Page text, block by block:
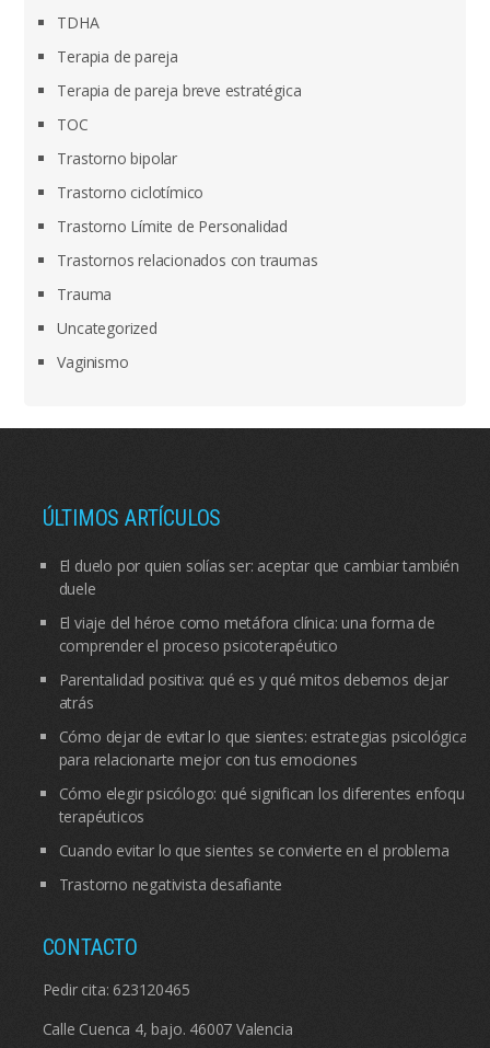
TDHA
Terapia de pareja
Terapia de pareja breve estratégica
TOC
Trastorno bipolar
Trastorno ciclotímico
Trastorno Límite de Personalidad
Trastornos relacionados con traumas
Trauma
Uncategorized
Vaginismo
ÚLTIMOS ARTÍCULOS
El duelo por quien solías ser: aceptar que cambiar también
duele
El viaje del héroe como metáfora clínica: una forma de
comprender el proceso psicoterapéutico
Parentalidad positiva: qué es y qué mitos debemos dejar
atrás
Cómo dejar de evitar lo que sientes: estrategias psicológicas
para relacionarte mejor con tus emociones
Cómo elegir psicólogo: qué significan los diferentes enfoques
terapéuticos
Cuando evitar lo que sientes se convierte en el problema
Trastorno negativista desafiante
CONTACTO
Pedir cita: 623120465
Calle Cuenca 4, bajo. 46007 Valencia